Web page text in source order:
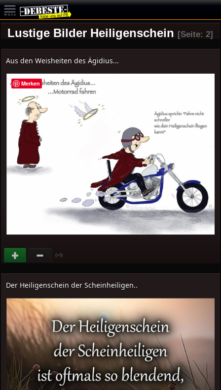
Lustige Bilder Heiligenschein [Seite: 2]
Aus den Weisheiten des Ägidius...
(+5)
Der Heiligenschein der Scheinheiligen..
Merken